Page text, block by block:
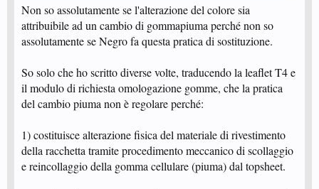
gomma che dà molto fastidio in block. E' semplice da usare ma non inverte
quasi per nulla. Per cui si può giudicare se è regolare anche dai ritorni di
palla quando ci si tira contro un top spin. Se il block torna molto tagliato la
gomma non è regolare.
Non so assolutamente se l'alterazione del colore sia
attribuibile ad un cambio di gommapiuma perché non so
assolutamente se Negro fa questa pratica di sostituzione.
So solo che ho scritto diverse volte, traducendo la leaflet T4 e
il modulo di richiesta omologazione gomme, che la pratica
del cambio piuma non è regolare perché:
1) costituisce alterazione fisica del materiale di rivestimento
della racchetta tramite procedimento meccanico di scollaggio
e reincollaggio della gomma cellulare (piuma) dal topsheet.